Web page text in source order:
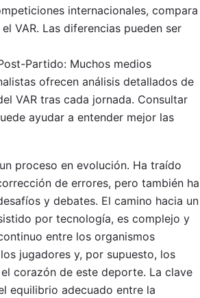
internacionales, compara
VAR. Las diferencias pueden ser
Partido: Muchos medios
ofrecen análisis detallados de
VAR tras cada jornada. Consultar
ayudar a entender mejor las
proceso en evolución. Ha traído
de errores, pero también ha
y debates. El camino hacia un
por tecnología, es complejo y
entre los organismos
jugadores y, por supuesto, los
corazón de este deporte. La clave
equilibrio adecuado entre la